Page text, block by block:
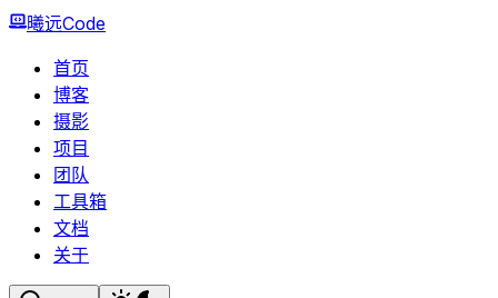
曦远Code
首页
博客
摄影
项目
团队
工具箱
文档
关于